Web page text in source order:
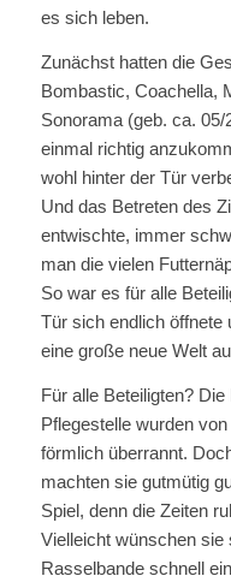
es sich leben.
Zunächst hatten die
Bombastic, Coachella,
Sonorama (geb. ca.
einmal richtig
wohl hinter der Tür
Und das Betreten des
entwischte, immer
man die vielen
So war es für alle
Tür sich endlich öffnete
eine große neue Welt
Für alle Beteiligten?
Pflegestelle wurden
förmlich überrannt.
machten sie gutmütig
Spiel, denn die Zeiten
Vielleicht wünschen
Rasselbande schnell